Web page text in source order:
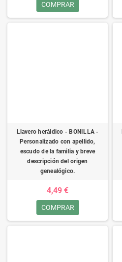
COMPRAR
Llavero heráldico - BONILLA -
Personalizado con apellido,
escudo de la familia y breve
descripción del origen
genealógico.
4,49 €
COMPRAR